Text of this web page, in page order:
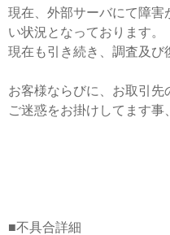
現在、外部サーバにて障
い状況となっております。
現在も引き続き、調査及び
お客様ならびに、お取引
ご迷惑をお掛けしてます
■不具合詳細